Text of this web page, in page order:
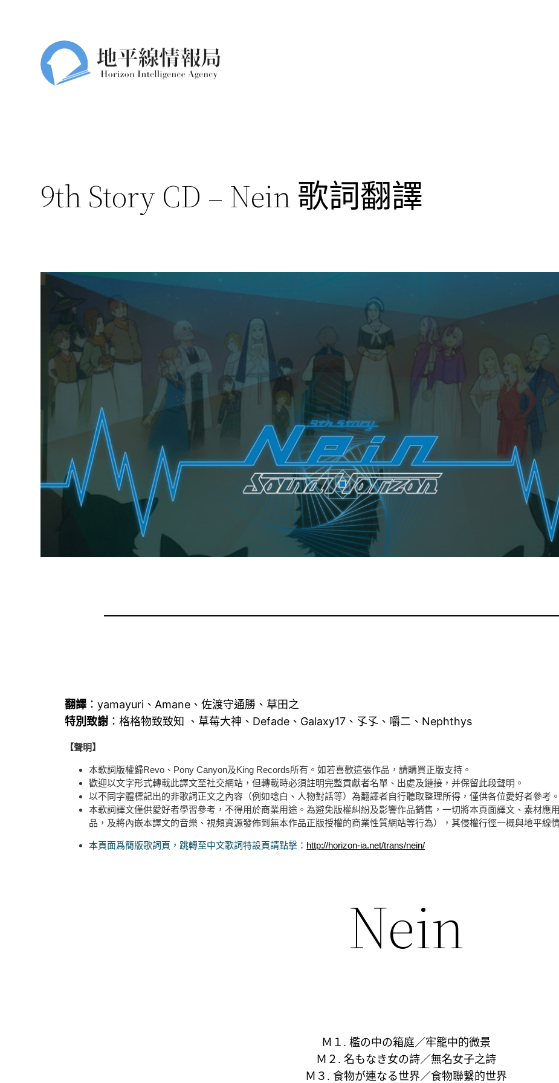
9th Story CD – Nein 歌詞翻譯
翻譯 ：yamayuri、Amane、佐渡守通勝、草田之
特別致謝 ：格格物致致知 、草莓大神、Defade、Galaxy17、孓孓、嚼二、Nephthys
【聲明】
本歌詞版權歸Revo、Pony Canyon及King Records所有。如若喜歡這張作品，請購買正版支持。
歡迎以文字形式轉載此譯文至社交網站，但轉載時必須註明完整貢獻者名單、出處及鏈接，并保留此段聲明。
以不同字體標記出的非歌詞正文之內容（例如唸白、人物對話等）為翻譯者自行聽取整理所得，僅供各位愛好者參考。
本歌詞譯文僅供愛好者學習參考，不得用於商業用途。為避免版權糾紛及影響作品銷售，一切將本頁面譯文、素材應
品，及將內嵌本譯文的音樂、視頻資源發佈到無本作品正版授權的商業性質網站等行為），其侵權行徑一概與地平線
本頁面爲簡版歌詞頁，跳轉至中文歌詞特設頁請點擊： http://horizon-ia.net/trans/nein/
Nein
Ｍ１. 檻の中の箱庭／牢籠中的微景
Ｍ２. 名もなき女の詩／無名女子之詩
Ｍ３. 食物が連なる世界／食物聯繫的世界